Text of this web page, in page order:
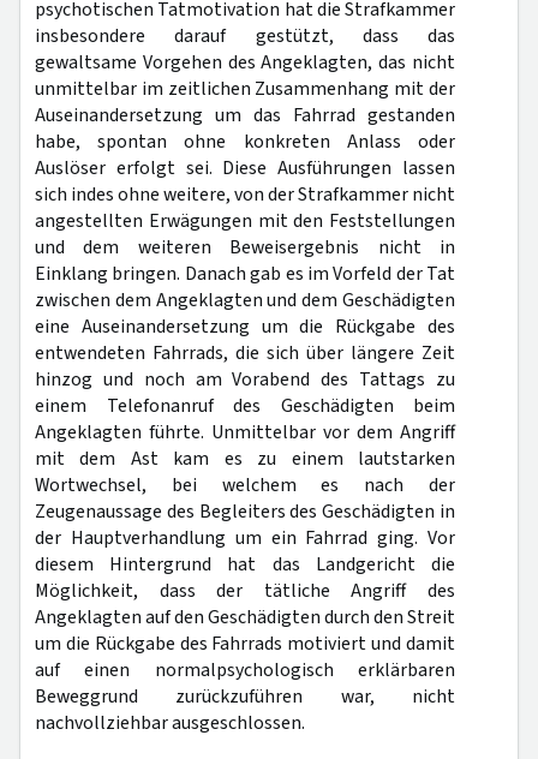
psychotischen Tatmotivation hat die Strafkammer
insbesondere darauf gestützt, dass das
gewaltsame Vorgehen des Angeklagten, das nicht
unmittelbar im zeitlichen Zusammenhang mit der
Auseinandersetzung um das Fahrrad gestanden
habe, spontan ohne konkreten Anlass oder
Auslöser erfolgt sei. Diese Ausführungen lassen
sich indes ohne weitere, von der Strafkammer nicht
angestellten Erwägungen mit den Feststellungen
und dem weiteren Beweisergebnis nicht in
Einklang bringen. Danach gab es im Vorfeld der Tat
zwischen dem Angeklagten und dem Geschädigten
eine Auseinandersetzung um die Rückgabe des
entwendeten Fahrrads, die sich über längere Zeit
hinzog und noch am Vorabend des Tattags zu
einem Telefonanruf des Geschädigten beim
Angeklagten führte. Unmittelbar vor dem Angriff
mit dem Ast kam es zu einem lautstarken
Wortwechsel, bei welchem es nach der
Zeugenaussage des Begleiters des Geschädigten in
der Hauptverhandlung um ein Fahrrad ging. Vor
diesem Hintergrund hat das Landgericht die
Möglichkeit, dass der tätliche Angriff des
Angeklagten auf den Geschädigten durch den Streit
um die Rückgabe des Fahrrads motiviert und damit
auf einen normalpsychologisch erklärbaren
Beweggrund zurückzuführen war, nicht
nachvollziehbar ausgeschlossen.